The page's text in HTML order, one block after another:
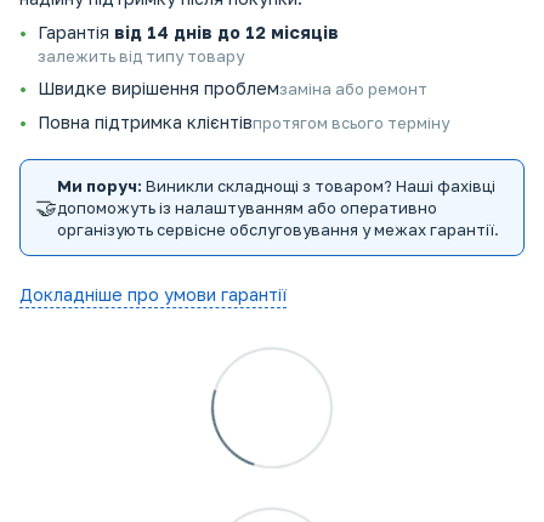
Гарантія від 14 днів до 12 місяців
залежить від типу товару
Швидке вирішення проблемзаміна або ремонт
Повна підтримка клієнтівпротягом всього терміну
🤝
Ми поруч: Виникли складнощі з товаром? Наші фахівці
допоможуть із налаштуванням або оперативно
організують сервісне обслуговування у межах гарантії.
Докладніше про умови гарантії